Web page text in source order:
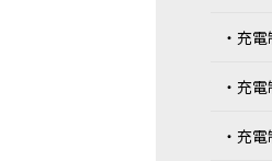
・充
・充
・充